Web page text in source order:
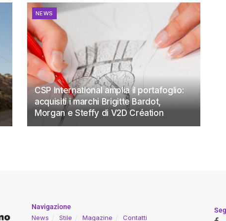
NEWS
CSP International amplia il portafoglio:
acquisiti i marchi Brigitte Bardot,
Morgan e Steffy di V2D Création
Navigazione
News
Stile Magazine Contatti